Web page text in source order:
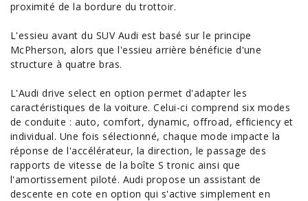
proximité de la bordure du trottoir.
L'essieu avant du SUV Audi est basé sur le principe
McPherson, alors que l'essieu arrière bénéficie d'une
structure à quatre bras.
L'Audi drive select en option permet d'adapter les
caractéristiques de la voiture. Celui-ci comprend six modes
de conduite : auto, comfort, dynamic, offroad, efficiency et
individual. Une fois sélectionné, chaque mode impacte la
réponse de l'accélérateur, la direction, le passage des
rapports de vitesse de la boîte S tronic ainsi que
l'amortissement piloté. Audi propose un assistant de
descente en cote en option qui s'active simplement en